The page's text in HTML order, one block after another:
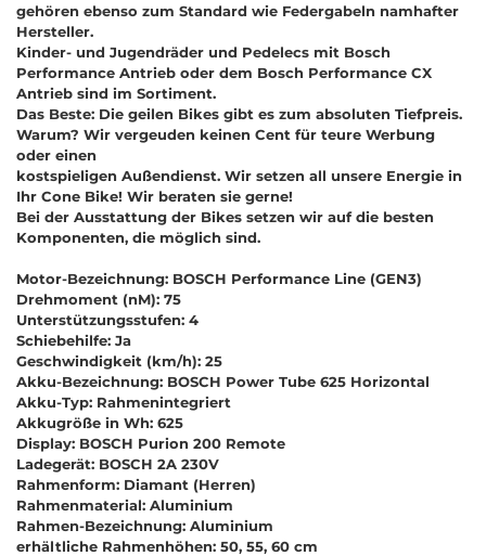
gehören ebenso zum Standard wie Federgabeln namhafter
Hersteller.
Kinder- und Jugendräder und Pedelecs mit Bosch
Performance Antrieb oder dem Bosch Performance CX
Antrieb sind im Sortiment.
Das Beste: Die geilen Bikes gibt es zum absoluten Tiefpreis.
Warum? Wir vergeuden keinen Cent für teure Werbung
oder einen
kostspieligen Außendienst. Wir setzen all unsere Energie in
Ihr Cone Bike! Wir beraten sie gerne!
Bei der Ausstattung der Bikes setzen wir auf die besten
Komponenten, die möglich sind.
Motor-Bezeichnung: BOSCH Performance Line (GEN3)
Drehmoment (nM): 75
Unterstützungsstufen: 4
Schiebehilfe: Ja
Geschwindigkeit (km/h): 25
Akku-Bezeichnung: BOSCH Power Tube 625 Horizontal
Akku-Typ: Rahmenintegriert
Akkugröße in Wh: 625
Display: BOSCH Purion 200 Remote
Ladegerät: BOSCH 2A 230V
Rahmenform: Diamant (Herren)
Rahmenmaterial: Aluminium
Rahmen-Bezeichnung: Aluminium
erhältliche Rahmenhöhen: 50, 55, 60 cm